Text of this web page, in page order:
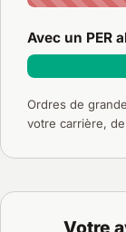
Avec un PER
Ordres de
votre carrière,
Votre